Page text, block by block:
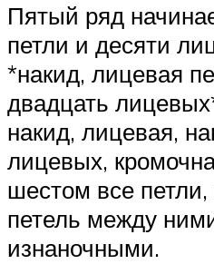
Пятый ряд
петли и десяти
*накид, лицевая
двадцать
накид, лицевая,
лицевых,
шестом все
петель между
изнаночными.